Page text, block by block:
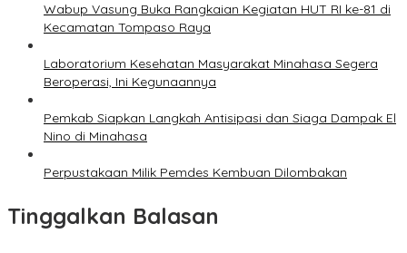
Wabup Vasung Buka Rangkaian Kegiatan HUT RI ke-81 di
Kecamatan Tompaso Raya
Laboratorium Kesehatan Masyarakat Minahasa Segera
Beroperasi, Ini Kegunaannya
Pemkab Siapkan Langkah Antisipasi dan Siaga Dampak El
Nino di Minahasa
Perpustakaan Milik Pemdes Kembuan Dilombakan
Tinggalkan Balasan